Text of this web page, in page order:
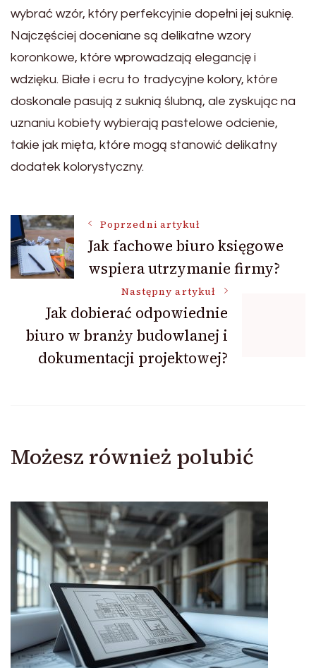
wybrać wzór, który perfekcyjnie dopełni jej suknię.
Najczęściej doceniane są delikatne wzory
koronkowe, które wprowadzają elegancję i
wdzięku. Białe i ecru to tradycyjne kolory, które
doskonale pasują z suknią ślubną, ale zyskując na
uznaniu kobiety wybierają pastelowe odcienie,
takie jak mięta, które mogą stanowić delikatny
dodatek kolorystyczny.
Nawigacja
wpisu
Poprzedni artykuł
Jak fachowe biuro księgowe
wspiera utrzymanie firmy?
Następny artykuł
Jak dobierać odpowiednie
biuro w branży budowlanej i
dokumentacji projektowej?
Możesz również polubić